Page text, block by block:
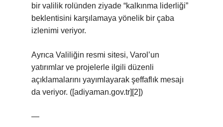
bir valilik rolünden ziyade “kalkınma liderliği”
beklentisini karşılamaya yönelik bir çaba
izlenimi veriyor.
Ayrıca Valiliğin resmi sitesi, Varol’un
yatırımlar ve projelerle ilgili düzenli
açıklamalarını yayımlayarak şeffaflık mesajı
da veriyor. ([adiyaman.gov.tr][2])
—